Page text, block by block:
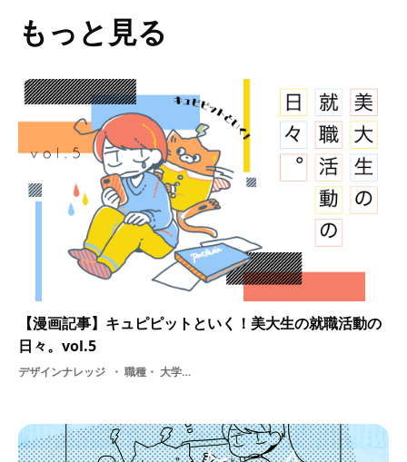
もっと見る
【漫画記事】キュピピットといく！美大生の就職活動の
日々。vol.5
デザインナレッジ 職種・ 大学・ 学ぶ・ 学生・ 専門学校・ 採用・ 面接・ 漫画・ 就職活動の日々・ 美大・ デザイン・ 選考・ 就活